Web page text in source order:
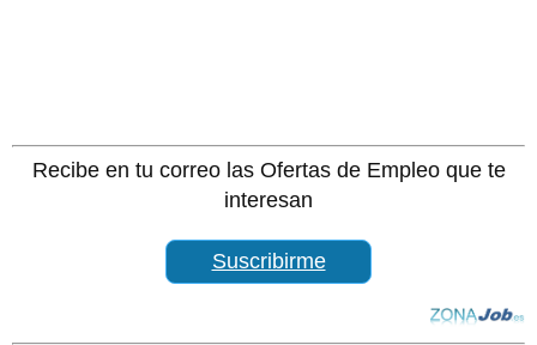
Recibe en tu correo las Ofertas de Empleo que te
interesan
Suscribirme